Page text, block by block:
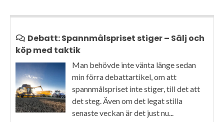
Debatt: Spannmålspriset stiger – Sälj och
köp med taktik
Man behövde inte vänta länge sedan
min förra debattartikel, om att
spannmålspriset inte stiger, till det att
det steg. Även om det legat stilla
senaste veckan är det just nu...